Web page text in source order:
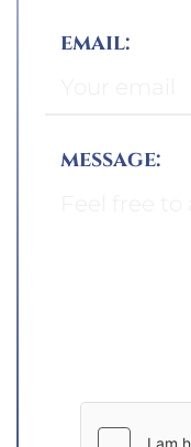
email:
message: